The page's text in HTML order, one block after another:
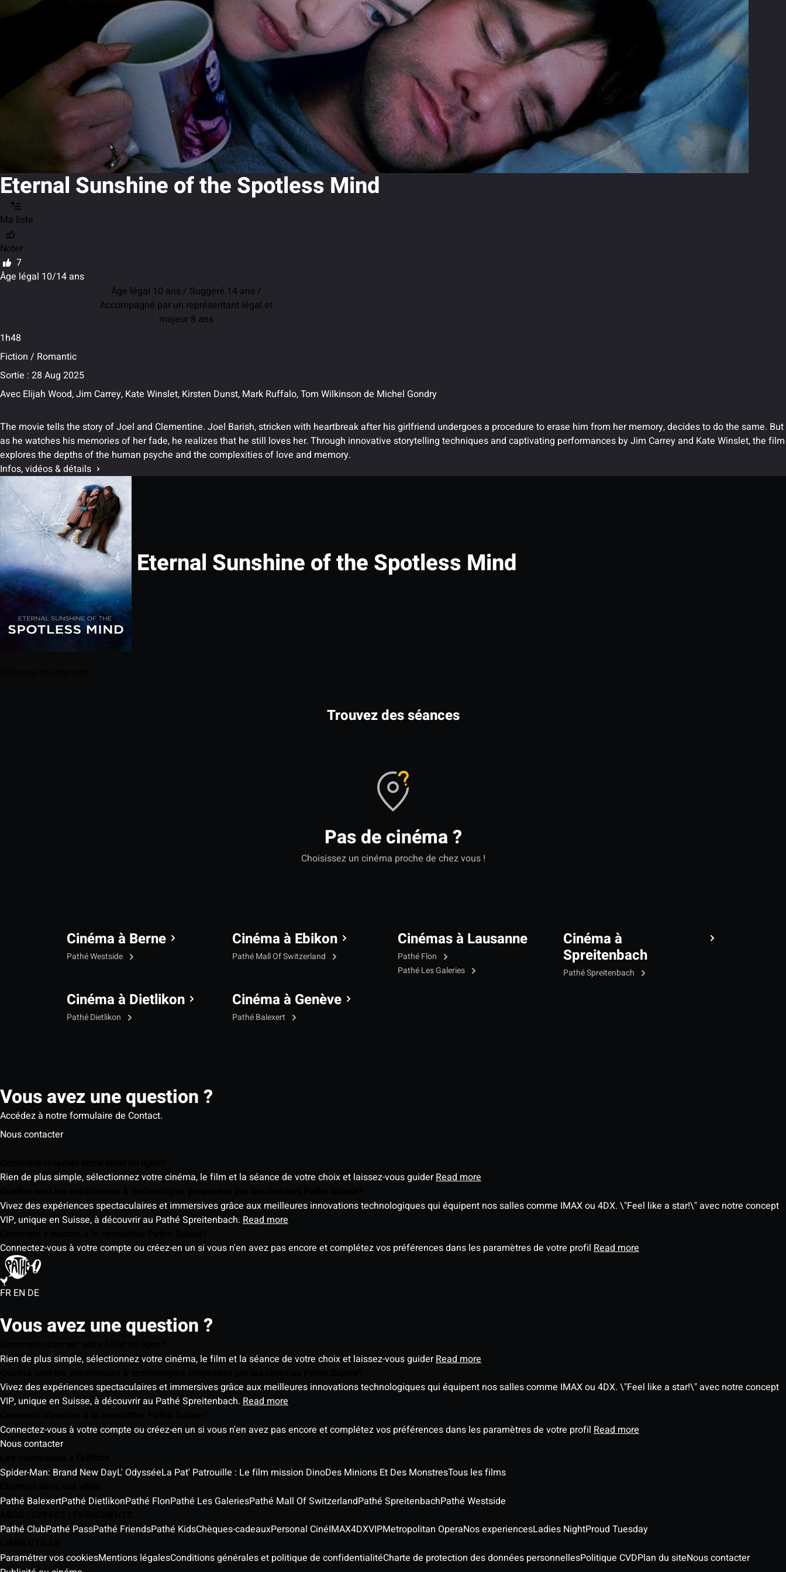
Eternal Sunshine of the Spotless Mind
Ma liste
Noter
7
Âge légal 10/14 ans
Âge légal 10 ans / Suggéré 14 ans /
Accompagné par un représentant légal et
majeur 8 ans
1h48
Fiction / Romantic
Sortie : 28 Aug 2025
Avec Elijah Wood, Jim Carrey, Kate Winslet, Kirsten Dunst, Mark Ruffalo, Tom Wilkinson de Michel Gondry
The movie tells the story of Joel and Clementine. Joel Barish, stricken with heartbreak after his girlfriend undergoes a procedure to erase him from her memory, decides to do the same. But
as he watches his memories of her fade, he realizes that he still loves her. Through innovative storytelling techniques and captivating performances by Jim Carrey and Kate Winslet, the film
explores the depths of the human psyche and the complexities of love and memory.
Infos, vidéos & détails
Eternal Sunshine of the Spotless Mind
Trouvez des séances
Pas de cinéma ?
Choisissez un cinéma proche de chez vous !
Cinéma à Berne
Pathé Westside
Cinéma à Dietlikon
Pathé Dietlikon
Cinéma à Ebikon
Pathé Mall Of Switzerland
Cinéma à Genève
Pathé Balexert
Cinémas à Lausanne
Pathé Flon
Pathé Les Galeries
Cinéma à
Spreitenbach
Pathé Spreitenbach
Vous avez une question ?
Accédez à notre formulaire de Contact.
Nous contacter
Rien de plus simple, sélectionnez votre cinéma, le film et la séance de votre choix et laissez-vous guiderRead more
Vivez des expériences spectaculaires et immersives grâce aux meilleures innovations technologiques qui équipent nos salles comme IMAX ou 4DX. \"Feel like a star!\" avec notre concept
VIP, unique en Suisse, à découvrir au Pathé Spreitenbach. Read more
Connectez-vous à votre compte ou créez-en un si vous n'en avez pas encore et complétez vos préférences dans les paramètres de votre profil Read more
FR EN DE
Vous avez une question ?
Rien de plus simple, sélectionnez votre cinéma, le film et la séance de votre choix et laissez-vous guiderRead more
Vivez des expériences spectaculaires et immersives grâce aux meilleures innovations technologiques qui équipent nos salles comme IMAX ou 4DX. \"Feel like a star!\" avec notre concept
VIP, unique en Suisse, à découvrir au Pathé Spreitenbach. Read more
Connectez-vous à votre compte ou créez-en un si vous n'en avez pas encore et complétez vos préférences dans les paramètres de votre profil Read more
Nous contacter
Spider-Man: Brand New DayL' OdysséeLa Pat' Patrouille : Le film mission DinoDes Minions Et Des MonstresTous les films
Pathé BalexertPathé DietlikonPathé FlonPathé Les GaleriesPathé Mall Of SwitzerlandPathé SpreitenbachPathé Westside
Pathé ClubPathé PassPathé FriendsPathé KidsChèques-cadeauxPersonal CinéIMAX4DXVIPMetropolitan OperaNos experiencesLadies NightProud Tuesday
Paramétrer vos cookiesMentions légalesConditions générales et politique de confidentialitéCharte de protection des données personnellesPolitique CVDPlan du siteNous contacter